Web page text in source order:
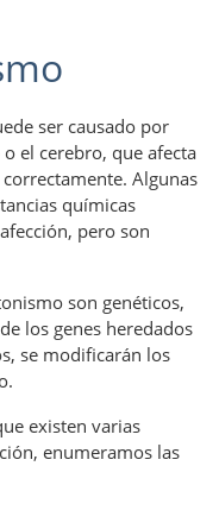
ser causado por
el cerebro, que afecta
Algunas
químicas
pero son
son genéticos,
los genes heredados
se modificarán los
existen varias
enumeramos las